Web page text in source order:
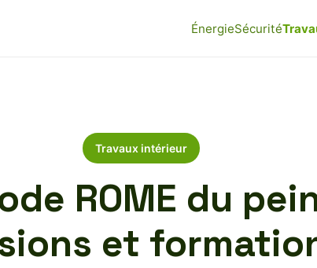
ÉnergieSécurité
Travaux intérieur
ROME du
et